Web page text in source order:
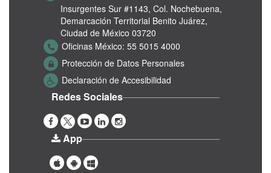
Insurgentes Sur #1143, Col. Nochebuena,
Demarcación Territorial Benito Juárez,
Ciudad de México 03720
Oficinas México: 55 5015 4000
Protección de Datos Personales
Declaración de Accesibilidad
Redes Sociales
App